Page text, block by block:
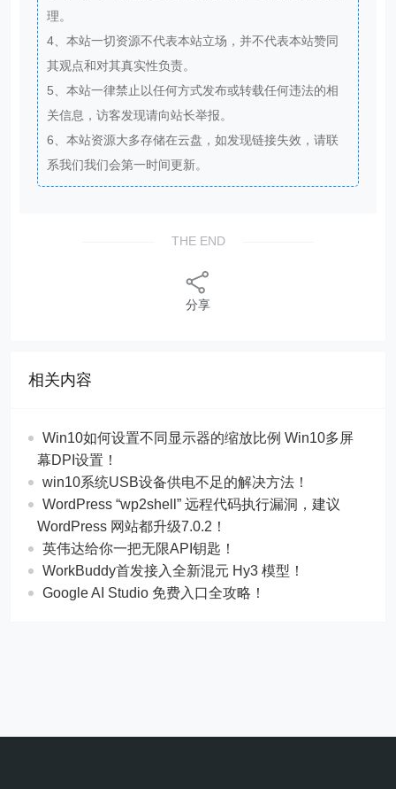
理。
4、本站一切资源不代表本站立场，并不代表本站赞同
其观点和对其真实性负责。
5、本站一律禁止以任何方式发布或转载任何违法的相
关信息，访客发现请向站长举报。
6、本站资源大多存储在云盘，如发现链接失效，请联
系我们我们会第一时间更新。
THE END
分享
相关内容
Win10如何设置不同显示器的缩放比例 Win10多屏
幕DPI设置！
win10系统USB设备供电不足的解决方法！
WordPress “wp2shell” 远程代码执行漏洞，建议
WordPress 网站都升级7.0.2！
英伟达给你一把无限API钥匙！
WorkBuddy首发接入全新混元 Hy3 模型！
Google AI Studio 免费入口全攻略！